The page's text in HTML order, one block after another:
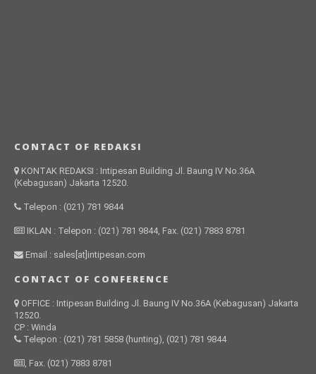
CONTACT OF REDAKSI
KONTAK REDAKSI : Intipesan Building Jl. Baung IV No.36A
(Kebagusan) Jakarta 12520.
Telepon : (021) 781 9844
IKLAN : Telepon : (021) 781 9844, Fax. (021) 7883 8781
Email : sales[at]intipesan.com
CONTACT OF CONFERENCE
OFFICE : Intipesan Building Jl. Baung IV No.36A (Kebagusan) Jakarta
12520.
CP : Winda
Telepon : (021) 781 5858 (hunting), (021) 781 9844
, Fax. (021) 7883 8781